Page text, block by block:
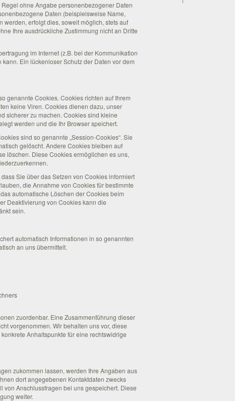
ohne Angabe personenbezogener Daten
Daten (beispielsweise Name,
werden, erfolgt dies, soweit möglich, stets auf
Ihre ausdrückliche Zustimmung nicht an Dritte
im Internet (z.B. bei der Kommunikation
Ein lückenloser Schutz der Daten vor dem
genannte Cookies. Cookies richten auf Ihrem
keine Viren. Cookies dienen dazu, unser
sicherer zu machen. Cookies sind kleine
werden und die Ihr Browser speichert.
sind so genannte „Session-Cookies“. Sie
gelöscht. Andere Cookies bleiben auf
löschen. Diese Cookies ermöglichen es uns,
Sie über das Setzen von Cookies informiert
die Annahme von Cookies für bestimmte
automatische Löschen der Cookies beim
Deaktivierung von Cookies kann die
sein.
automatisch Informationen in so genannten
an uns übermittelt.
zuordenbar. Eine Zusammenführung dieser
vorgenommen. Wir behalten uns vor, diese
Anhaltspunkte für eine rechtswidrige
zukommen lassen, werden Ihre Angaben aus
dort angegebenen Kontaktdaten zwecks
von Anschlussfragen bei uns gespeichert. Diese
weiter.